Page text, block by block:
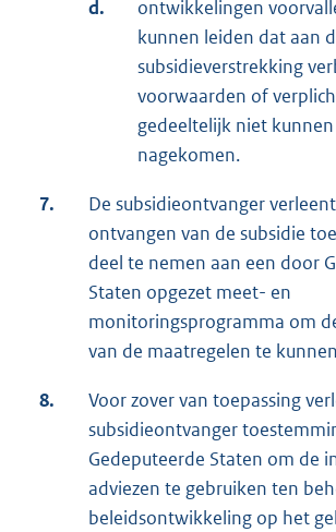
d.
ontwikkelingen
kunnen leiden dat aan
subsidieverstrekking
voorwaarden of
gedeeltelijk niet
nagekomen.
7.
De subsidieontvanger
ontvangen van de subsidie
deel te nemen aan een door
Staten opgezet meet- en
monitoringsprogramma om
van de maatregelen te
8.
Voor zover van toepassing
subsidieontvanger
Gedeputeerde Staten om de
adviezen te gebruiken ten
beleidsontwikkeling op het